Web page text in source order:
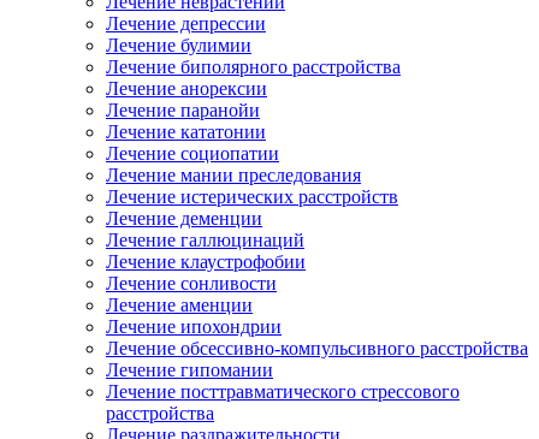
Лечение депрессии
Лечение булимии
Лечение биполярного расстройства
Лечение анорексии
Лечение паранойи
Лечение кататонии
Лечение социопатии
Лечение мании преследования
Лечение истерических расстройств
Лечение деменции
Лечение галлюцинаций
Лечение клаустрофобии
Лечение сонливости
Лечение аменции
Лечение ипохондрии
Лечение обсессивно-компульсивного расстройства
Лечение гипомании
Лечение посттравматического стрессового
расстройства
Лечение раздражительности